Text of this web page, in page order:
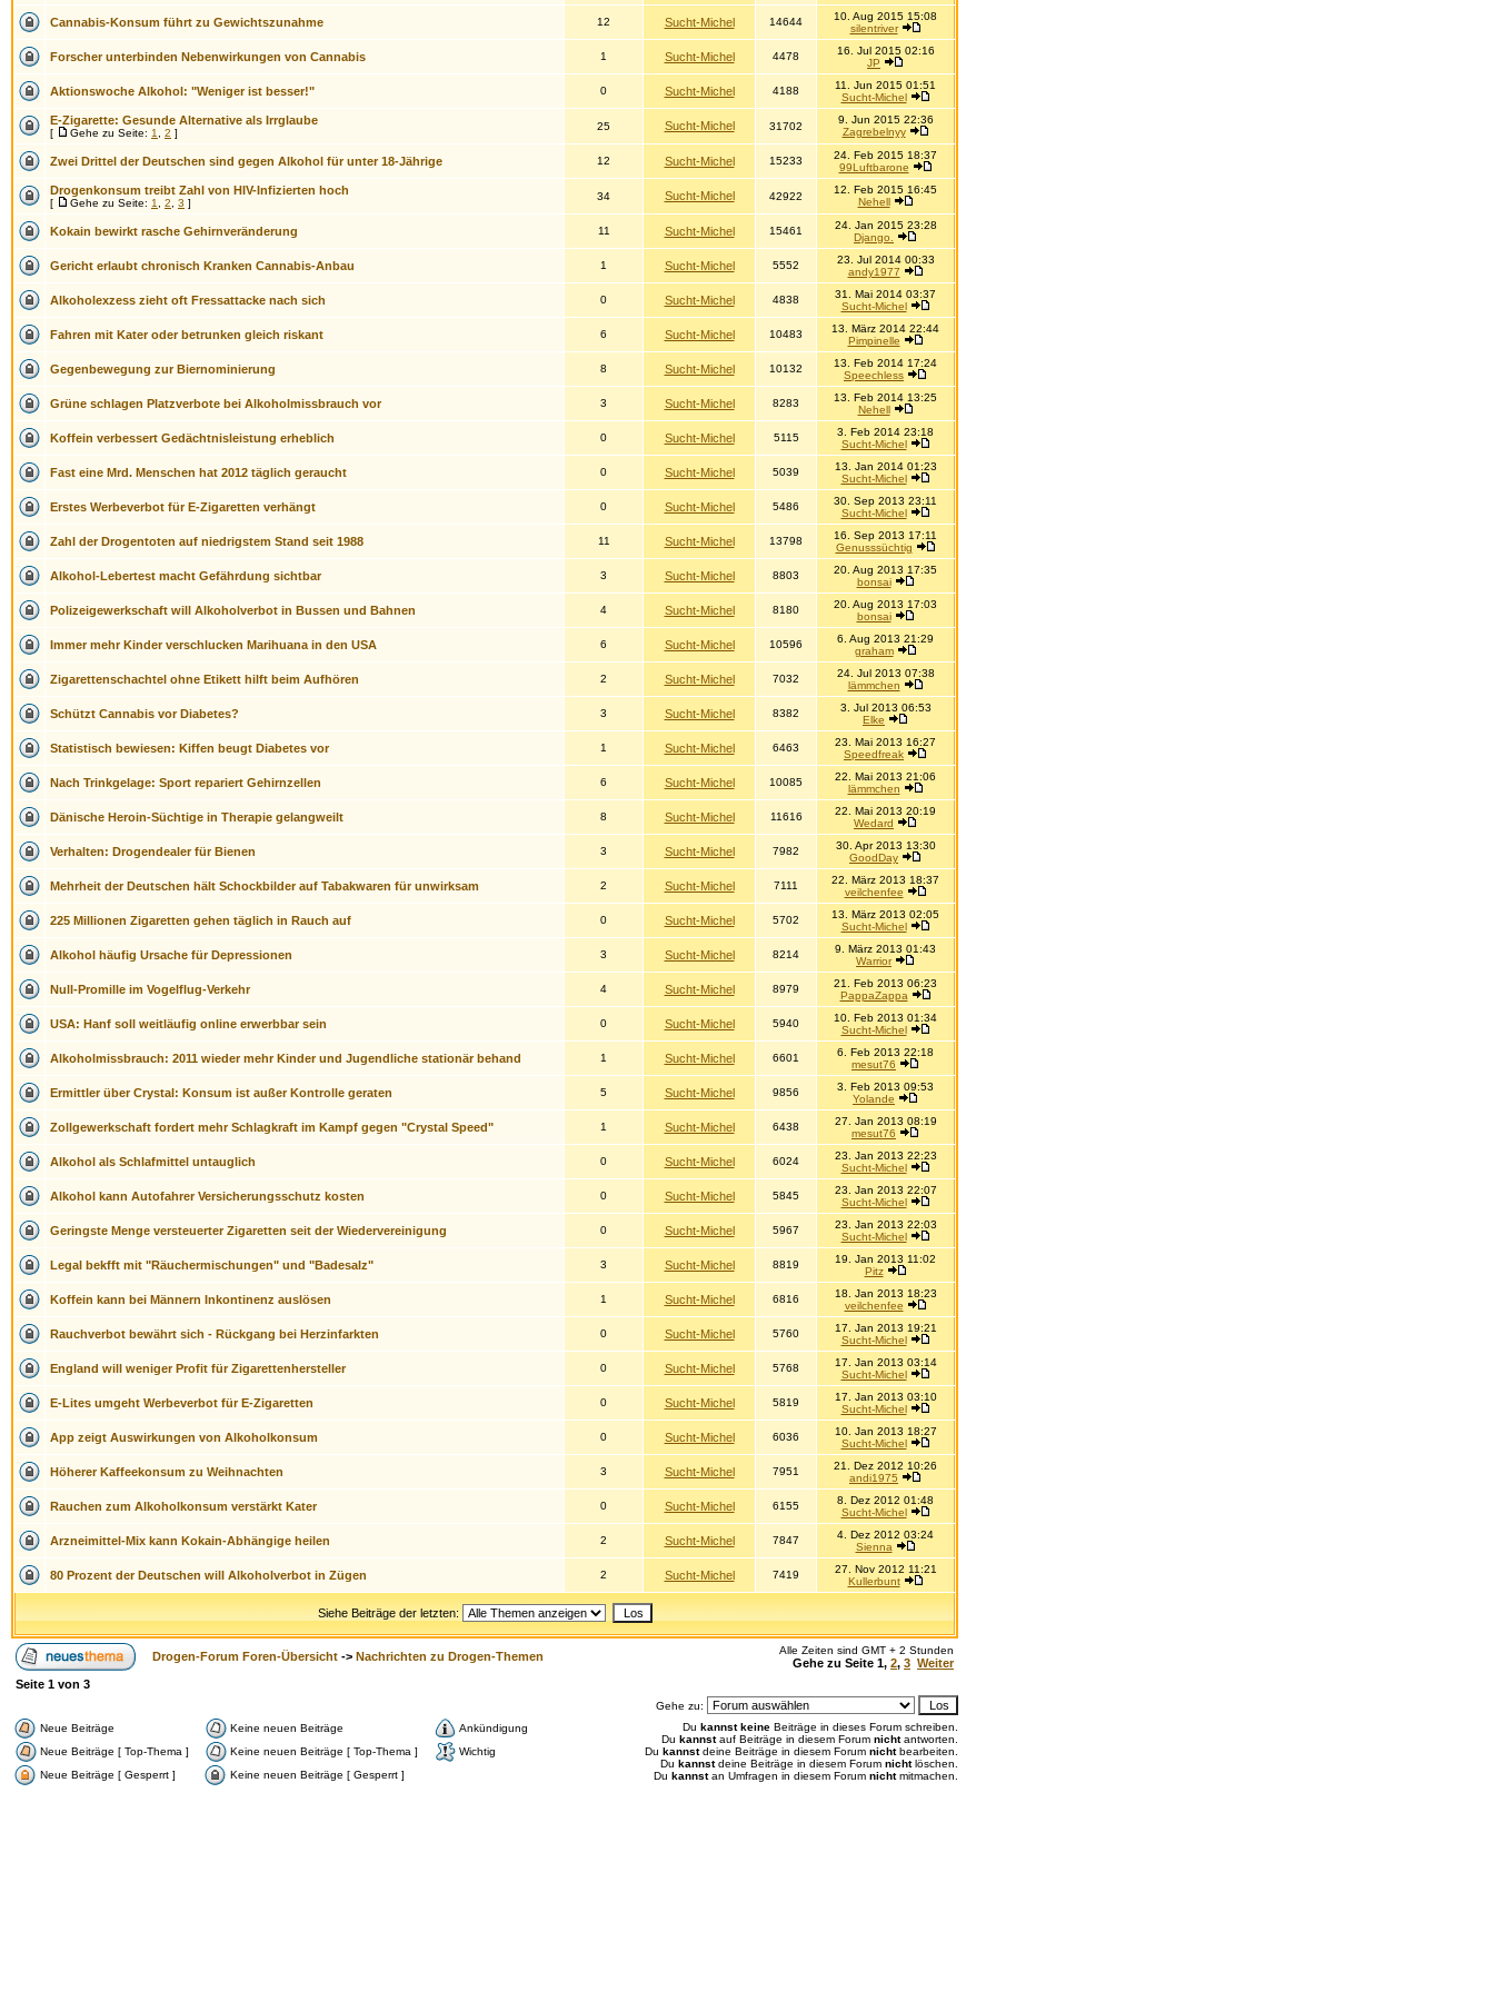
Cannabis-Konsum führt zu Gewichtszunahme 12 Sucht-Michel 14644
10. Aug 2015 15:08
silentriver
Forscher unterbinden Nebenwirkungen von Cannabis 1 Sucht-Michel 4478
16. Jul 2015 02:16
JP
Aktionswoche Alkohol: "Weniger ist besser!" 0 Sucht-Michel 4188
11. Jun 2015 01:51
Sucht-Michel
E-Zigarette: Gesunde Alternative als Irrglaube
[ Gehe zu Seite: 1 2 ]
25 Sucht-Michel 31702
9. Jun 2015 22:36
Zagrebelnyy
Zwei Drittel der Deutschen sind gegen Alkohol für unter 18-Jährige 12 Sucht-Michel 15233
24. Feb 2015 18:37
99Luftbarone
Drogenkonsum treibt Zahl von HIV-Infizierten hoch
[ Gehe zu Seite: 1 2 3 ]
34 Sucht-Michel 42922
12. Feb 2015 16:45
Nehell
Kokain bewirkt rasche Gehirnveränderung 11 Sucht-Michel 15461
24. Jan 2015 23:28
Django.
Gericht erlaubt chronisch Kranken Cannabis-Anbau 1 Sucht-Michel 5552
23. Jul 2014 00:33
andy1977
Alkoholexzess zieht oft Fressattacke nach sich 0 Sucht-Michel 4838
31. Mai 2014 03:37
Sucht-Michel
Fahren mit Kater oder betrunken gleich riskant 6 Sucht-Michel 10483
13. März 2014 22:44
Pimpinelle
Gegenbewegung zur Biernominierung 8 Sucht-Michel 10132
13. Feb 2014 17:24
Speechless
Grüne schlagen Platzverbote bei Alkoholmissbrauch vor 3 Sucht-Michel 8283
13. Feb 2014 13:25
Nehell
Koffein verbessert Gedächtnisleistung erheblich 0 Sucht-Michel 5115
3. Feb 2014 23:18
Sucht-Michel
Fast eine Mrd. Menschen hat 2012 täglich geraucht 0 Sucht-Michel 5039
13. Jan 2014 01:23
Sucht-Michel
Erstes Werbeverbot für E-Zigaretten verhängt 0 Sucht-Michel 5486
30. Sep 2013 23:11
Sucht-Michel
Zahl der Drogentoten auf niedrigstem Stand seit 1988 11 Sucht-Michel 13798
16. Sep 2013 17:11
Genusssüchtig
Alkohol-Lebertest macht Gefährdung sichtbar 3 Sucht-Michel 8803
20. Aug 2013 17:35
bonsai
Polizeigewerkschaft will Alkoholverbot in Bussen und Bahnen 4 Sucht-Michel 8180
20. Aug 2013 17:03
bonsai
Immer mehr Kinder verschlucken Marihuana in den USA 6 Sucht-Michel 10596
6. Aug 2013 21:29
graham
Zigarettenschachtel ohne Etikett hilft beim Aufhören 2 Sucht-Michel 7032
24. Jul 2013 07:38
lämmchen
Schützt Cannabis vor Diabetes? 3 Sucht-Michel 8382
3. Jul 2013 06:53
Elke
Statistisch bewiesen: Kiffen beugt Diabetes vor 1 Sucht-Michel 6463
23. Mai 2013 16:27
Speedfreak
Nach Trinkgelage: Sport repariert Gehirnzellen 6 Sucht-Michel 10085
22. Mai 2013 21:06
lämmchen
Dänische Heroin-Süchtige in Therapie gelangweilt 8 Sucht-Michel 11616
22. Mai 2013 20:19
Wedard
Verhalten: Drogendealer für Bienen 3 Sucht-Michel 7982
30. Apr 2013 13:30
GoodDay
Mehrheit der Deutschen hält Schockbilder auf Tabakwaren für unwirksam 2 Sucht-Michel 7111
22. März 2013 18:37
veilchenfee
225 Millionen Zigaretten gehen täglich in Rauch auf 0 Sucht-Michel 5702
13. März 2013 02:05
Sucht-Michel
Alkohol häufig Ursache für Depressionen 3 Sucht-Michel 8214
9. März 2013 01:43
Warrior
Null-Promille im Vogelflug-Verkehr 4 Sucht-Michel 8979
21. Feb 2013 06:23
PappaZappa
USA: Hanf soll weitläufig online erwerbbar sein 0 Sucht-Michel 5940
10. Feb 2013 01:34
Sucht-Michel
Alkoholmissbrauch: 2011 wieder mehr Kinder und Jugendliche stationär behand 1 Sucht-Michel 6601
6. Feb 2013 22:18
mesut76
Ermittler über Crystal: Konsum ist außer Kontrolle geraten 5 Sucht-Michel 9856
3. Feb 2013 09:53
Yolande
Zollgewerkschaft fordert mehr Schlagkraft im Kampf gegen "Crystal Speed" 1 Sucht-Michel 6438
27. Jan 2013 08:19
mesut76
Alkohol als Schlafmittel untauglich 0 Sucht-Michel 6024
23. Jan 2013 22:23
Sucht-Michel
Alkohol kann Autofahrer Versicherungsschutz kosten 0 Sucht-Michel 5845
23. Jan 2013 22:07
Sucht-Michel
Geringste Menge versteuerter Zigaretten seit der Wiedervereinigung 0 Sucht-Michel 5967
23. Jan 2013 22:03
Sucht-Michel
Legal bekfft mit "Räuchermischungen" und "Badesalz" 3 Sucht-Michel 8819
19. Jan 2013 11:02
Pitz
Koffein kann bei Männern Inkontinenz auslösen 1 Sucht-Michel 6816
18. Jan 2013 18:23
veilchenfee
Rauchverbot bewährt sich - Rückgang bei Herzinfarkten 0 Sucht-Michel 5760
17. Jan 2013 19:21
Sucht-Michel
England will weniger Profit für Zigarettenhersteller 0 Sucht-Michel 5768
17. Jan 2013 03:14
Sucht-Michel
E-Lites umgeht Werbeverbot für E-Zigaretten 0 Sucht-Michel 5819
17. Jan 2013 03:10
Sucht-Michel
App zeigt Auswirkungen von Alkoholkonsum 0 Sucht-Michel 6036
10. Jan 2013 18:27
Sucht-Michel
Höherer Kaffeekonsum zu Weihnachten 3 Sucht-Michel 7951
21. Dez 2012 10:26
andi1975
Rauchen zum Alkoholkonsum verstärkt Kater 0 Sucht-Michel 6155
8. Dez 2012 01:48
Sucht-Michel
Arzneimittel-Mix kann Kokain-Abhängige heilen 2 Sucht-Michel 7847
4. Dez 2012 03:24
Sienna
80 Prozent der Deutschen will Alkoholverbot in Zügen 2 Sucht-Michel 7419
27. Nov 2012 11:21
Kullerbunt
Siehe Beiträge der letzten:
Drogen-Forum Foren-Übersicht -> Nachrichten zu Drogen-Themen Alle Zeiten sind GMT + 2 Stunden
Gehe zu Seite 1, 2, 3 Weiter
Seite 1 von 3
Gehe zu:
Neue Beiträge
Keine neuen Beiträge
Ankündigung
Neue Beiträge [ Top-Thema ]
Keine neuen Beiträge [ Top-Thema ]
Wichtig
Neue Beiträge [ Gesperrt ]
Keine neuen Beiträge [ Gesperrt ]
Du kannst keine Beiträge in dieses Forum schreiben.
Du kannstauf Beiträge in diesem Forum nichtantworten.
Du kannstdeine Beiträge in diesem Forum nichtbearbeiten.
Du kannstdeine Beiträge in diesem Forum nichtlöschen.
Du kannstan Umfragen in diesem Forum nichtmitmachen.